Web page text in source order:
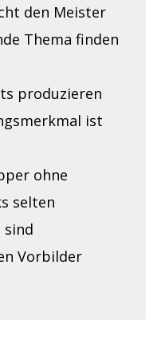
den Meister
Thema finden
produzieren
ist
ohne
selten
sind
Vorbilder